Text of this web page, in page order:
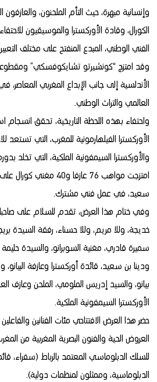
وإنسانية مبهرة، حيث التأم الملحنون،
الكورال، وقادة الأوركسترا والموسيقيون
الفني الوطني، المبدع المنفتح على مختلف
وقد امتزج “كونشيرتو تشايكوفسكي” ومقطوعات
الأندلسية إلى جانب الإبداع المغربي المعاصر،
العالمي والتراث الوطني.
واحتفاء بهذه اللحظة التاريخية، تحقق انسجام
والأوركسترا السيمفونية الملكية، التي تخلد
امتزجت مواهب 76 عازفا
سعيد، في عمل فني مشترك.
وفي ختام هذا العرض، تقدم للسلام على
خديجة، وللا مريم، وللا حسناء، رفقة السيدة
سميرة قادري، مغنية السوبرانو، والسيدة
ودينا بن سعيد، قائدة أوركسترا وعازفة
بيانو، والسيد إدريس الملومي، الملحن وعازف
الأوركسترا السيمفونية الملكية.
حضر هذا العرض الافتتاحي مئات الفنانين
العروض الحية والفنون البصرية المغربية من
للسلك الدبلوماسي المعتمد بالرباط (سفراء،
الدبلوماسية، وممثلون لمنظمات دولية).